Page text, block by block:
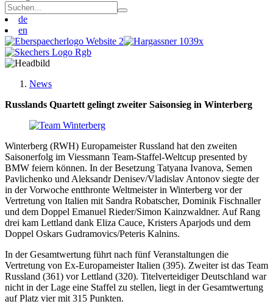
de
en
News
Russlands Quartett gelingt zweiter Saisonsieg in Winterberg
Winterberg (RWH) Europameister Russland hat den zweiten
Saisonerfolg im Viessmann Team-Staffel-Weltcup presented by
BMW feiern können. In der Besetzung Tatyana Ivanova, Semen
Pavlichenko und Aleksandr Denisev/Vladislav Antonov siegte der
in der Vorwoche entthronte Weltmeister in Winterberg vor der
Vertretung von Italien mit Sandra Robatscher, Dominik Fischnaller
und dem Doppel Emanuel Rieder/Simon Kainzwaldner. Auf Rang
drei kam Lettland dank Eliza Cauce, Kristers Aparjods und dem
Doppel Oskars Gudramovics/Peteris Kalnins.
In der Gesamtwertung führt nach fünf Veranstaltungen die
Vertretung von Ex-Europameister Italien (395). Zweiter ist das Team
Russland (361) vor Lettland (320). Titelverteidiger Deutschland war
nicht in der Lage eine Staffel zu stellen, liegt in der Gesamtwertung
auf Platz vier mit 315 Punkten.